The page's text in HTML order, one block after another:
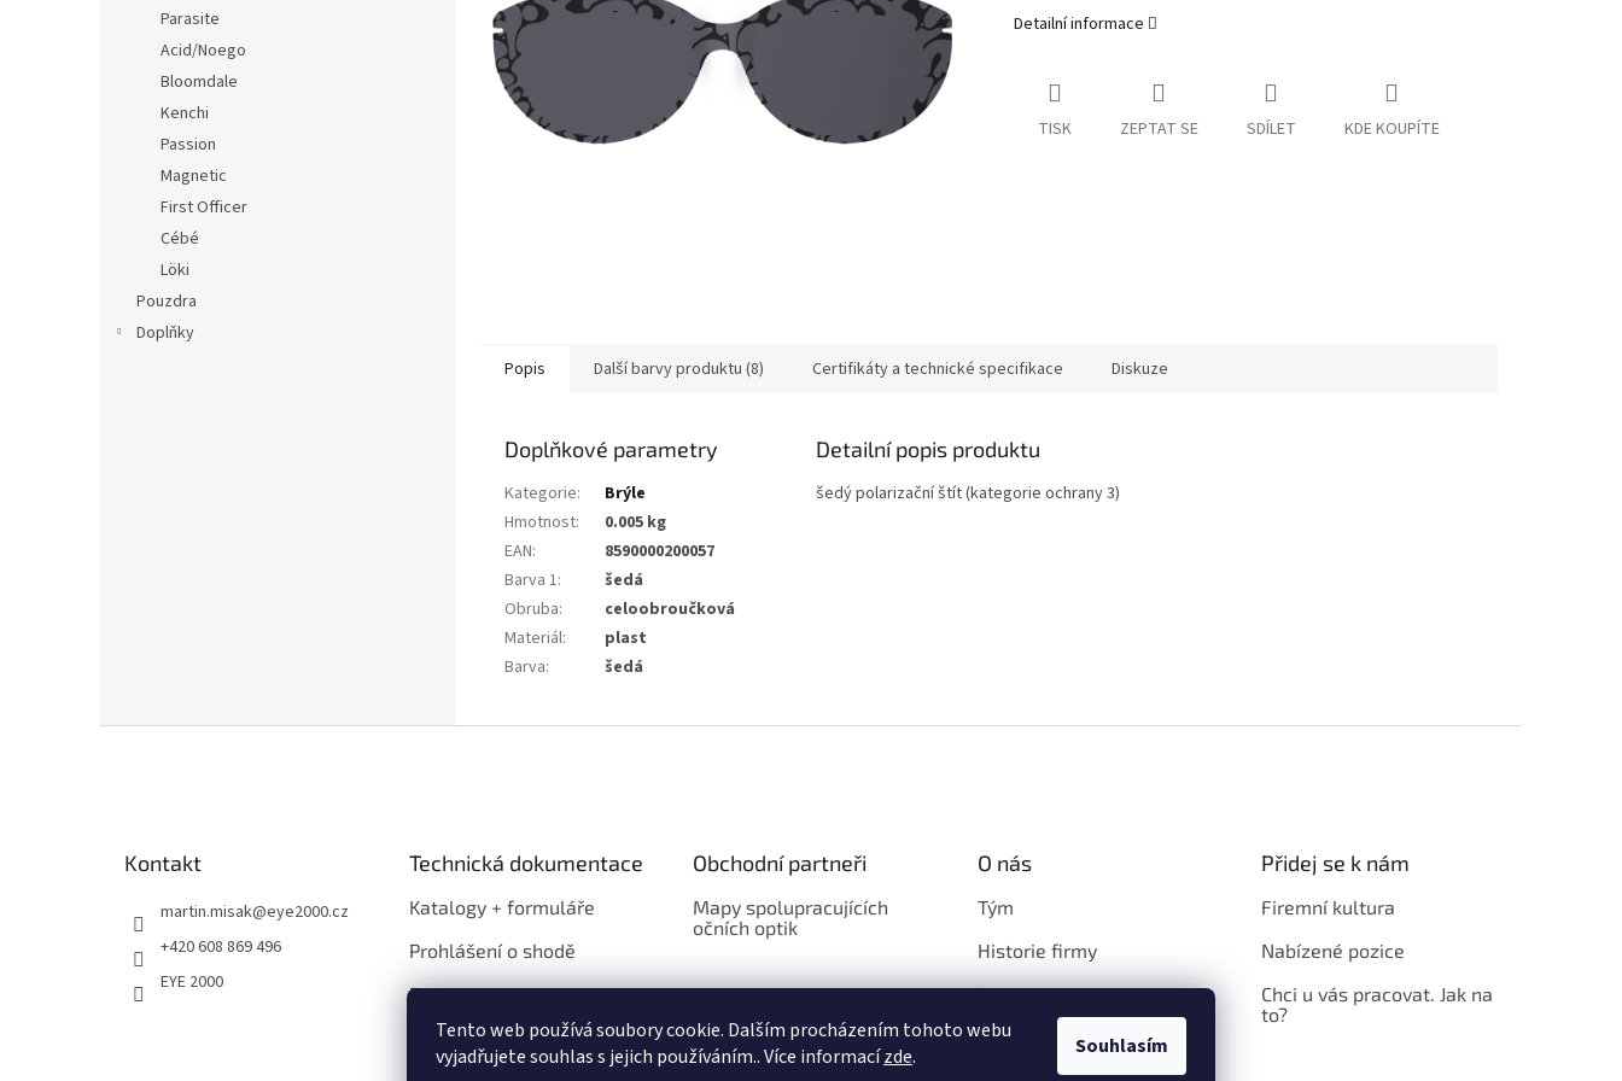
Tento web používá soubory cookie. Dalším procházením tohoto webu
vyjadřujete souhlas s jejich používáním.. Více informacízde. Souhlasím
Parasite
Acid/Noego
Bloomdale
Kenchi
Passion
Magnetic
First Officer
Cébé
Löki
Pouzdra
Doplňky
Detailní informace
TISK ZEPTAT SE SDÍLET KDE KOUPÍTE
Popis Další barvy produktu (8) Certifikáty a technické specifikace Diskuze
Doplňkové parametry
Kategorie:
Brýle
Hmotnost:
0.005 kg
EAN:
8590000200057
Barva 1:
šedá
Obruba:
celoobroučková
Materiál:
plast
Barva: šedá
Detailní popis produktu
šedý polarizační štít (kategorie ochrany 3)
Kontakt
martin.misak@eye2000.cz
+420 608 869 496
EYE 2000
Technická dokumentace
Katalogy + formuláře
Prohlášení o shodě
Propagace
Obchodní partneři
Mapy spolupracujících
očních optik
O nás
Tým
Historie firmy
Loga
Přidej se k nám
Firemní kultura
Nabízené pozice
Chci u vás pracovat. Jak na
to?